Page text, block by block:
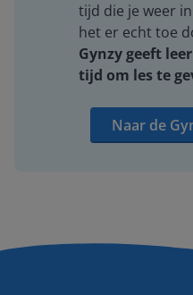
tijd die je weer
het er echt toe
Gynzy geeft
tijd om les te
Naar de